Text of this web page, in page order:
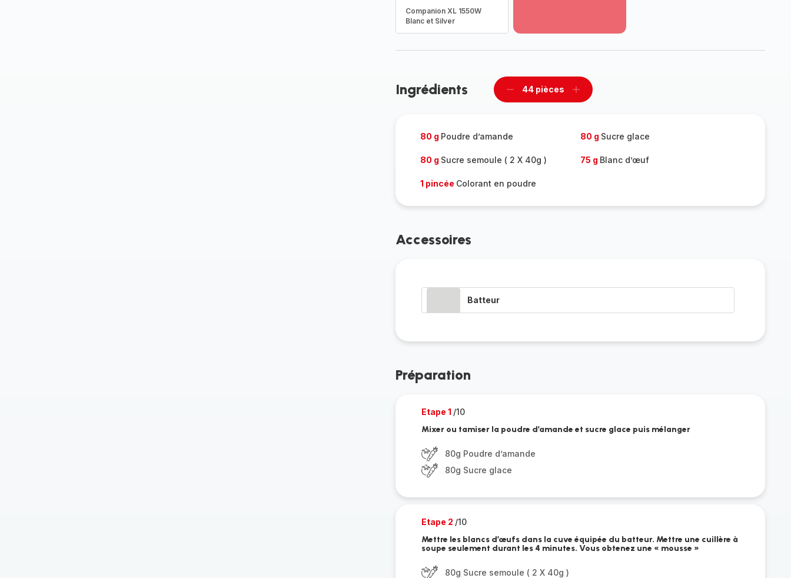
Companion XL 1550W
Blanc et Silver
complète
Ingrédients
Supprimer
44 pièces
Ajouter
80 g Poudre d’amande 80 g Sucre glace
80 g Sucre semoule ( 2 X 40g ) 75 g Blanc d’œuf
1 pincée Colorant en poudre
Accessoires
Batteur
Préparation
Etape 1 /10
Mixer ou tamiser la poudre d’amande et sucre glace puis mélanger
80g Poudre d’amande
80g Sucre glace
Etape 2 /10
Mettre les blancs d’œufs dans la cuve équipée du batteur. Mettre une cuillère à
soupe seulement durant les 4 minutes. Vous obtenez une « mousse »
80g Sucre semoule ( 2 X 40g )